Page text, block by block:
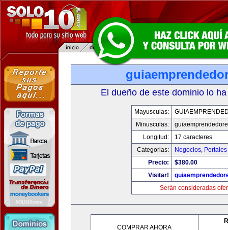
El dueño de este dominio lo
Mayusculas:
Minusculas:
Longitud:
17 caracteres
Categorias:
Negocios, Portales
Precio:
$380.00
Visitar!
Serán consideradas
COMPRAR AHORA